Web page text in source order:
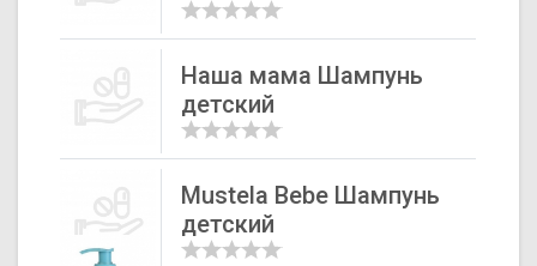
Наша мама Шампунь
детский
Mustela Bebe Шампунь
детский